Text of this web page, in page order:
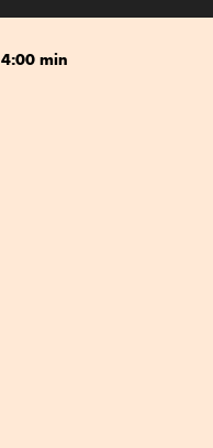
4:00 min